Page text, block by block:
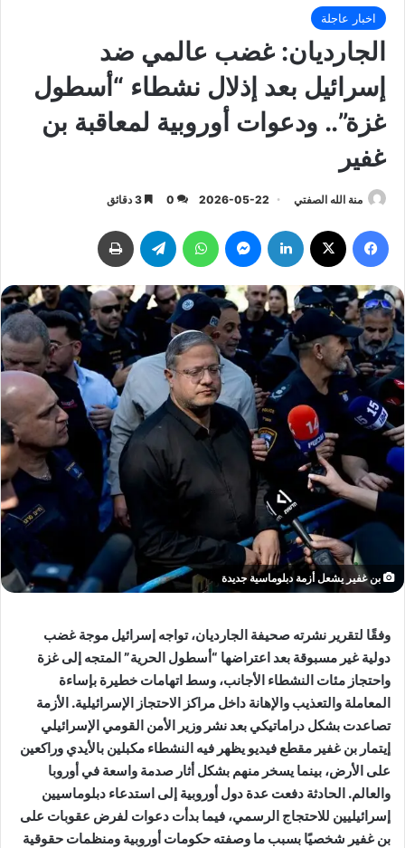
اخبار عاجلة
الجارديان: غضب عالمي ضد
إسرائيل بعد إذلال نشطاء “أسطول
غزة”.. ودعوات أوروبية لمعاقبة بن
غفير
منة الله الصفتي 2026-05-22
0
بن غفير يشعل أزمة دبلوماسية جديدة
وفقًا لتقرير نشرته صحيفة الجارديان، تواجه إسرائيل موجة غضب
دولية غير مسبوقة بعد اعتراضها “أسطول الحرية” المتجه إلى غزة
واحتجاز مئات النشطاء الأجانب، وسط اتهامات خطيرة بإساءة
المعاملة والتعذيب والإهانة داخل مراكز الاحتجاز الإسرائيلية. الأزمة
تصاعدت بشكل دراماتيكي بعد نشر وزير الأمن القومي الإسرائيلي
إيتمار بن غفير مقطع فيديو يظهر فيه النشطاء مكبلين بالأيدي وراكعين
على الأرض، بينما يسخر منهم بشكل أثار صدمة واسعة في أوروبا
والعالم. الحادثة دفعت عدة دول أوروبية إلى استدعاء دبلوماسيين
إسرائيليين للاحتجاج الرسمي، فيما بدأت دعوات لفرض عقوبات على
بن غفير شخصيًا بسبب ما وصفته حكومات أوروبية ومنظمات حقوقية